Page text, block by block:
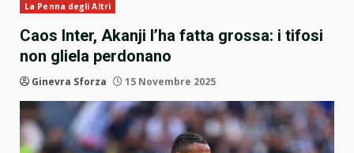
La Penna degli Altri
Caos Inter, Akanji l’ha fatta grossa: i tifosi
non gliela perdonano
Ginevra Sforza 15 Novembre 2025